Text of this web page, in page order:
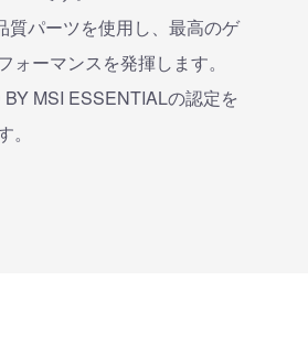
質パーツを使用し、最高のゲ
ォーマンスを発揮します。
MSI ESSENTIALの認定を